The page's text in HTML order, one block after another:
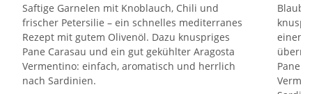
Saftige Garnelen mit Knoblauch, Chili und
frischer Petersilie – ein schnelles mediterranes
Rezept mit gutem Olivenöl. Dazu knuspriges
Pane Carasau und ein gut gekühlter Aragosta
Vermentino: einfach, aromatisch und herrlich
nach Sardinien.
einem
Pane